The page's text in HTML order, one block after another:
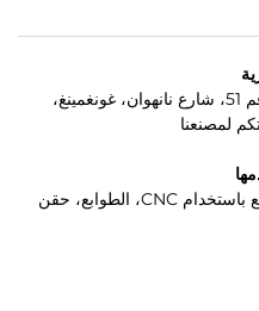
نحن مصنع يقع في المبنى السادس، رقم 51، شارع نانهوان، غونغمينغ،
صناعة القوالب، الصب بالضغط، التصنيع باستخدام CNC، الطوابع، حقن